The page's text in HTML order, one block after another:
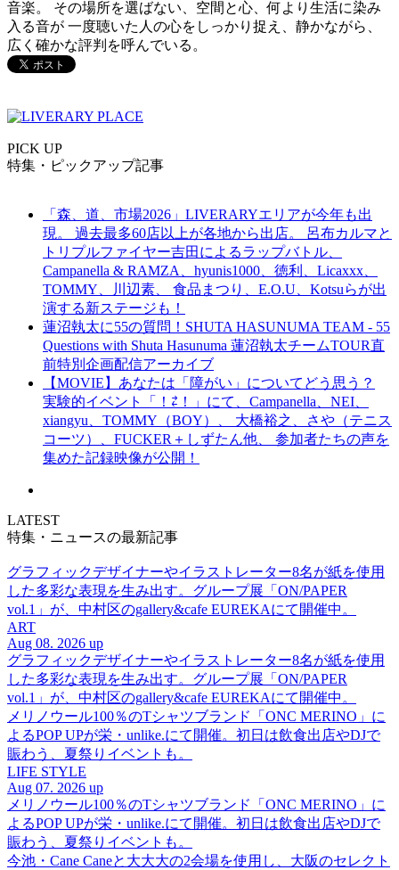
音楽。 その場所を選ばない、空間と心、何より生活に染み
入る音が 一度聴いた人の心をしっかり捉え、静かながら、
広く確かな評判を呼んでいる。
PICK UP
特集・ピックアップ記事
「森、道、市場2026」LIVERARYエリアが今年も出
現。 過去最多60店以上が各地から出店。 呂布カルマと
トリプルファイヤー吉田によるラップバトル、
Campanella & RAMZA、hyunis1000、徳利、Licaxxx、
TOMMY、川辺素、 食品まつり、E.O.U、Kotsuらが出
演する新ステージも！
蓮沼執太に55の質問！SHUTA HASUNUMA TEAM - 55
Questions with Shuta Hasunuma 蓮沼執太チームTOUR直
前特別企画配信アーカイブ
【MOVIE】あなたは「障がい」についてどう思う？
実験的イベント「！⇄！」にて、Campanella、NEI、
xiangyu、TOMMY（BOY）、 大橋裕之、さや（テニス
コーツ）、FUCKER＋しずたん他、 参加者たちの声を
集めた記録映像が公開！
LATEST
特集・ニュースの最新記事
グラフィックデザイナーやイラストレーター8名が紙を使用
した多彩な表現を生み出す。グループ展「ON/PAPER
vol.1」が、中村区のgallery&cafe EUREKAにて開催中。
ART
Aug 08. 2026 up
グラフィックデザイナーやイラストレーター8名が紙を使用
した多彩な表現を生み出す。グループ展「ON/PAPER
vol.1」が、中村区のgallery&cafe EUREKAにて開催中。
メリノウール100％のTシャツブランド「ONC MERINO」に
よるPOP UPが栄・unlike.にて開催。初日は飲食出店やDJで
賑わう、夏祭りイベントも。
LIFE STYLE
Aug 07. 2026 up
メリノウール100％のTシャツブランド「ONC MERINO」に
よるPOP UPが栄・unlike.にて開催。初日は飲食出店やDJで
賑わう、夏祭りイベントも。
今池・Cane Caneと大大大の2会場を使用し、大阪のセレクト